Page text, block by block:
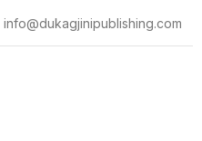
info@dukagjinipublishing.com